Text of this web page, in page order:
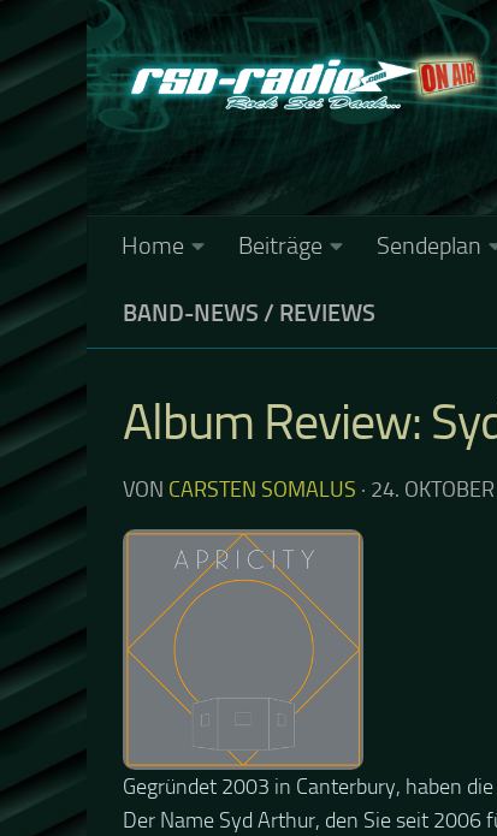
Zum Inhalt springen
Home Beiträge Sendeplan
BAND-NEWS / REVIEWS
Album Review:
VON CARSTEN SOMALUS · 24.
Gegründet 2003 in Canterbury, haben
Der Name Syd Arthur, den Sie seit 2006